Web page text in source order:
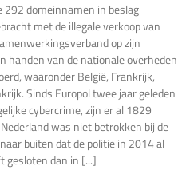
292 domeinnamen in beslag
met de illegale verkoop van
op zijn
handen van de nationale overheden
waaronder België, Frankrijk,
Sinds Europol twee jaar geleden
cybercrime, zijn er al 1829
was niet betrokken bij de
buiten dat de politie in 2014 al
gesloten dan in [...]